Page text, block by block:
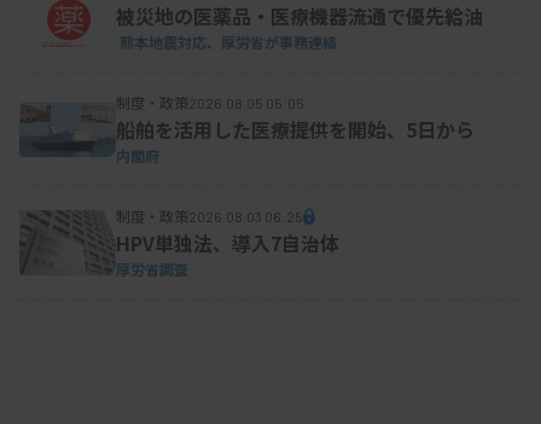
・空白地域（北関東、甲信越）に拠点施設を設置し
支援
・臓器斡旋機関を複数化し、各地域で同時並行で説
明等の対応を行う
被災地の医薬品・医療機器流通で優先給油
熊本地震対応、厚労省が事務連絡
制度・政策2026.08.05 05:05
船舶を活用した医療提供を開始、5日から
内閣府
制度・政策2026.08.03 06:25
HPV単独法、導入7自治体
厚労省調査